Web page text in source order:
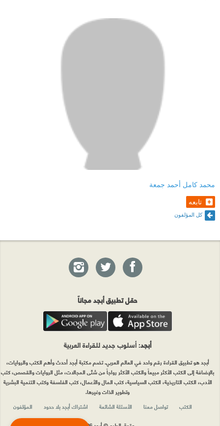
محمد كامل أحمد جمعة
تابعه
كل المؤلفون
حمّل تطبيق أبجد مجاناً
أبجد: أسلوب جديد للقراءة العربية
أبجد هو تطبيق القراءة رقم واحد في العالم العربي. تضم مكتبة أبجد أحدث وأهم الكتب والروايات،
بالإضافة إلى الكتب الأكثر مبيعاً والكتب الأكثر رواجاً من شتّى المجالات، مثل الروايات والقصص، كتب
الأدب، الكتب التاريخية، الكتب السياسية، كتب المال والأعمال، كتب الفلسفة وكتب التنمية البشرية
وتطوير الذات وغيرها.
الكتب
تواصل معنا الأسئلة الشائعة اشتراك أبجد بلا حدود
المؤلفون